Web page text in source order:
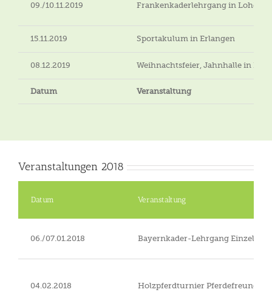
09./10.11.2019 Frankenkaderlehrgang in Lohe
15.11.2019 Sportakulum in Erlangen
08.12.2019 Weihnachtsfeier, Jahnhalle in
Datum Veranstaltung
Veranstaltungen 2018
Datum Veranstaltung
06./07.01.2018 Bayernkader-Lehrgang Einzel
04.02.2018 Holzpferdturnier Pferdefreunde